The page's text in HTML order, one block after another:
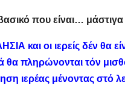
που είναι…
και οι ιερείς δέν θα
πληρώνονται τόν
ιερέας μένοντας στό